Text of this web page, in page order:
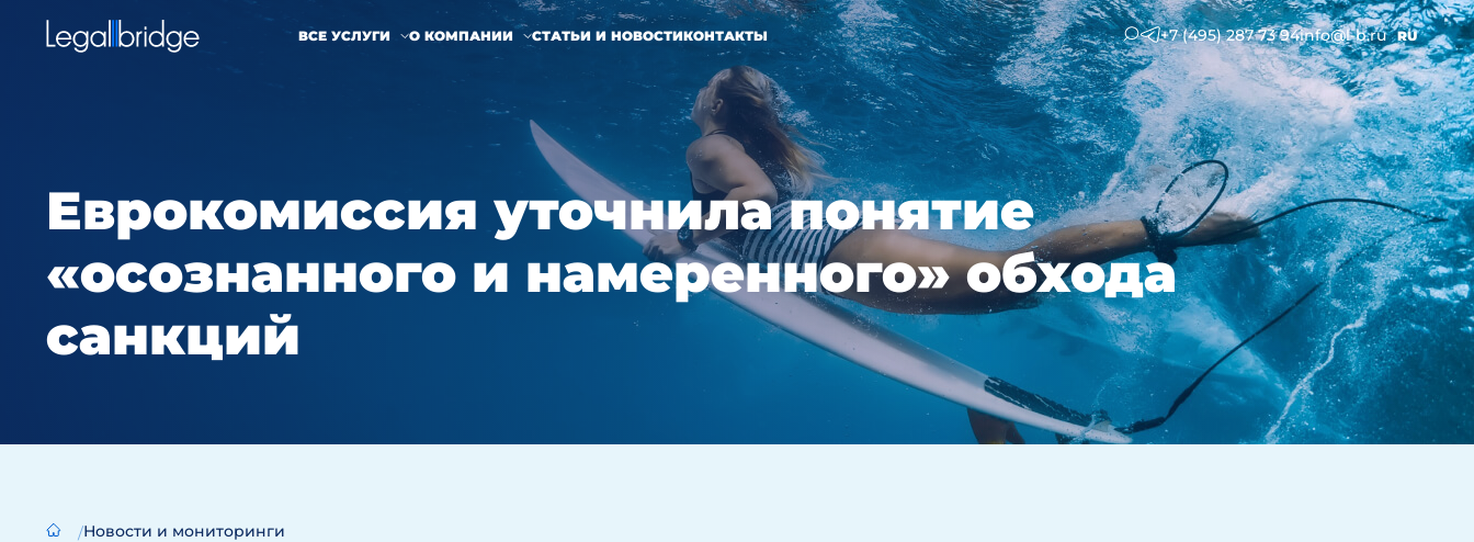
ВСЕ УСЛУГИ О КОМПАНИИ СТАТЬИ И НОВОСТИКОНТАКТЫ +7 (495) 287 73 94info@l-b.ru RU
Еврокомиссия уточнила понятие
«осознанного и намеренного» обхода
санкций
Новости и мониторинги